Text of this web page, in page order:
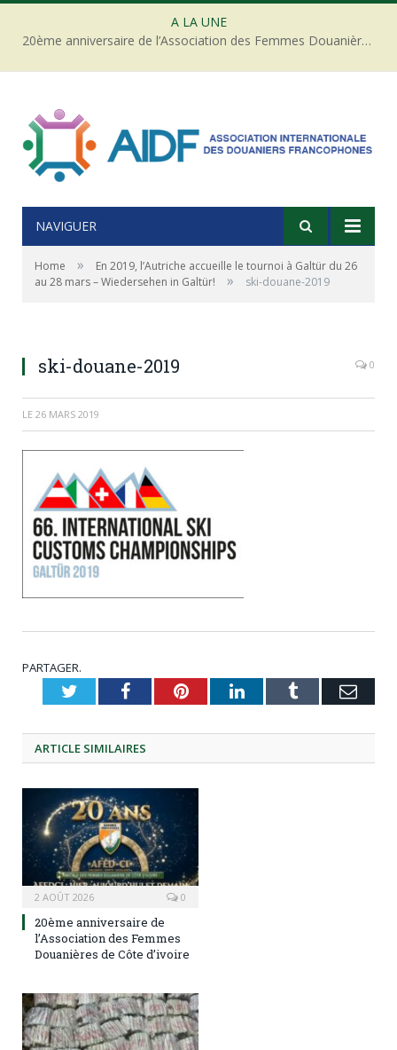
A LA UNE
20ème anniversaire de l’Association des Femmes Douanières de Côte d’ivoire
NAVIGUER
Home »
En 2019, l’Autriche accueille le tournoi à Galtür du 26
au 28 mars – Wiedersehen in Galtür!
» ski-douane-2019
ski-douane-2019 0
LE 26 MARS 2019
PARTAGER.
TwitterFacebookPinterestLinkedInTumblr
ARTICLE SIMILAIRES
2 AOÛT 2026 0
20ème anniversaire de
l’Association des Femmes
Douanières de Côte d’ivoire